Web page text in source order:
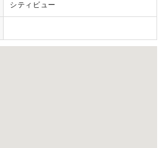
シティビュー